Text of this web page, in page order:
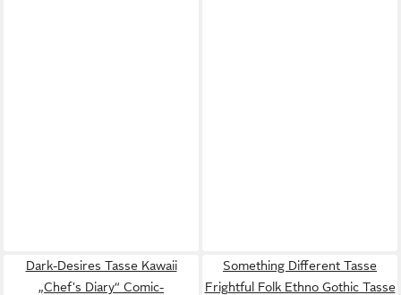
Dark-Desires Tasse Kawaii
„Chef's Diary“ Comic-
Something Different Tasse
Frightful Folk Ethno Gothic Tasse